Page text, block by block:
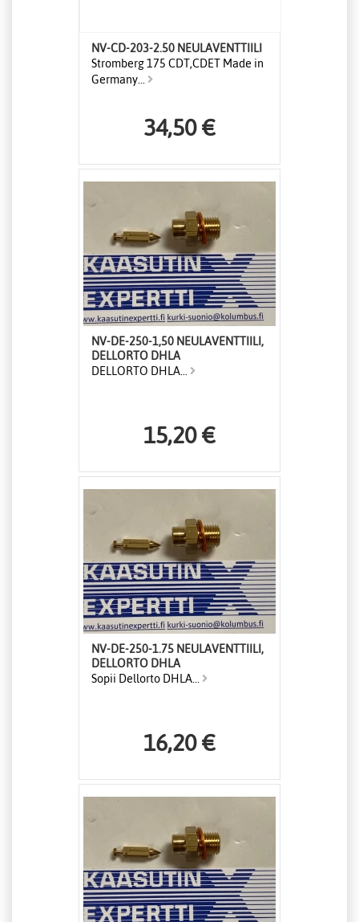
NV-CD-203-2.50 NEULAVENTTIILI
Stromberg 175 CDT,CDET Made in
Germany...
34,50 €
NV-DE-250-1,50 NEULAVENTTIILI,
DELLORTO DHLA
DELLORTO DHLA...
15,20 €
NV-DE-250-1.75 NEULAVENTTIILI,
DELLORTO DHLA
Sopii Dellorto DHLA...
16,20 €